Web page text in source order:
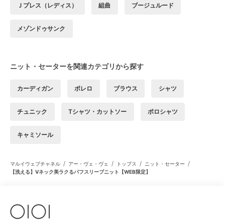
Ｊプレス（レディス） 組曲 ブージュルード
メゾンドゥサンク
ニット・セーターを関連カテゴリから探す
カーディガン ボレロ ブラウス シャツ
チュニック Tシャツ・カットソー ポロシャツ
キャミソール
マルイウェブチャネル / アー・ヴェ・ヴェ / トップス / ニット・セーター /
【洗える】Vネック美ラクるパフスリーブニット【WEB限定】